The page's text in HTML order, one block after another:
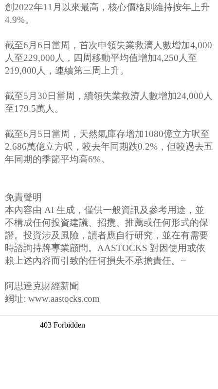
創2022年11月以來最高，核心價格則維持按年上升
4.9%。
截至6月6日當周，首次申領失業救濟人數增加4,000
人至229,000人，四周移動平均值增加4,250人至
219,000人，連續第三周上升。
截至5月30日當周，續領失業救濟人數增加24,000人
至179.5萬人。
截至6月5日當周，天然氣庫存增加1080億立方呎至
2.686萬億立方呎，較去年同期跌0.2%，但較過去五
年同期的季節平均高6%。
免責聲明
本內容由 AI 生成，僅供一般資訊及參考用途，並
不構成任何投資建議、招攬、推薦或任何形式的保
證。投資涉及風險，讀者應自行研究，並在有需要
時諮詢持牌專業顧問。AASTOCKS 對因使用或依
賴上述內容而引致的任何損失不承擔責任。~
阿思達克財經新聞
網址: www.aastocks.com